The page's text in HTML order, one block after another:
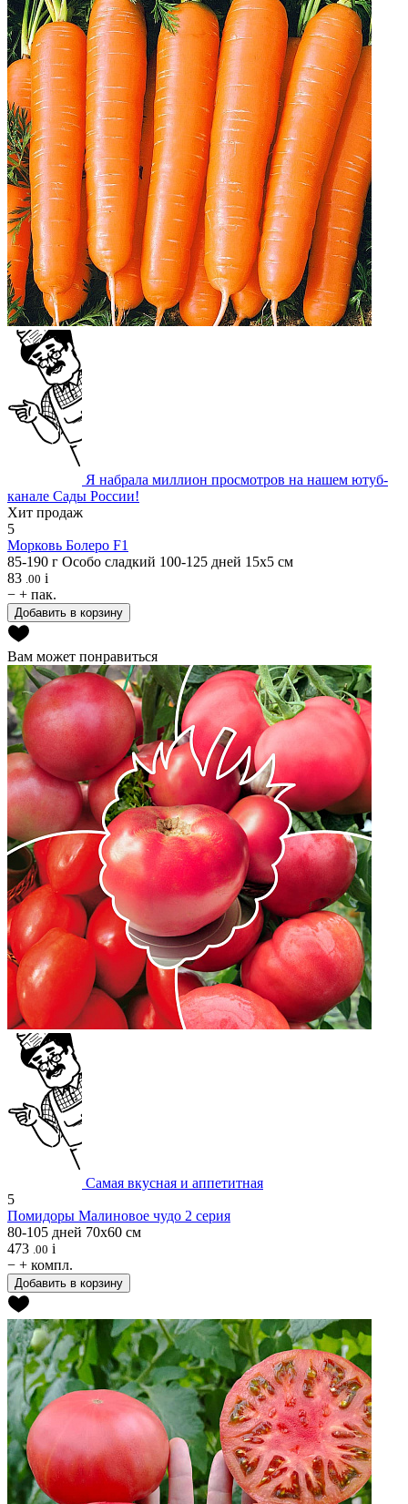
Я набрала миллион просмотров на нашем ютуб-
канале Сады России!
Хит продаж
5
Морковь Болеро F1
85-190 г Особо сладкий 100-125 дней 15х5 см
83 .00 i
− + пак.
Добавить в корзину
Вам может понравиться
Самая вкусная и аппетитная
5
Помидоры Малиновое чудо 2 серия
80-105 дней 70х60 см
473 .00 i
− + компл.
Добавить в корзину